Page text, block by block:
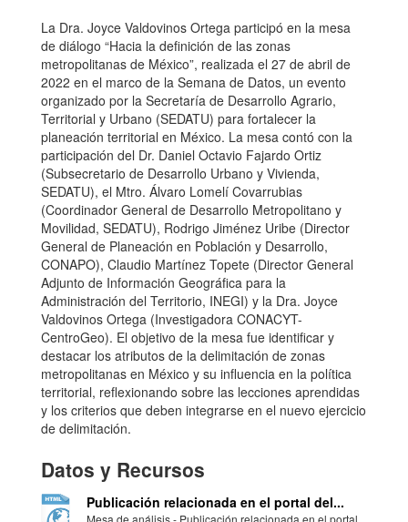
La Dra. Joyce Valdovinos Ortega participó en la mesa
de diálogo “Hacia la definición de las zonas
metropolitanas de México”, realizada el 27 de abril de
2022 en el marco de la Semana de Datos, un evento
organizado por la Secretaría de Desarrollo Agrario,
Territorial y Urbano (SEDATU) para fortalecer la
planeación territorial en México. La mesa contó con la
participación del Dr. Daniel Octavio Fajardo Ortiz
(Subsecretario de Desarrollo Urbano y Vivienda,
SEDATU), el Mtro. Álvaro Lomelí Covarrubias
(Coordinador General de Desarrollo Metropolitano y
Movilidad, SEDATU), Rodrigo Jiménez Uribe (Director
General de Planeación en Población y Desarrollo,
CONAPO), Claudio Martínez Topete (Director General
Adjunto de Información Geográfica para la
Administración del Territorio, INEGI) y la Dra. Joyce
Valdovinos Ortega (Investigadora CONACYT-
CentroGeo). El objetivo de la mesa fue identificar y
destacar los atributos de la delimitación de zonas
metropolitanas en México y su influencia en la política
territorial, reflexionando sobre las lecciones aprendidas
y los criterios que deben integrarse en el nuevo ejercicio
de delimitación.
Datos y Recursos
Publicación relacionada en el portal del...
Mesa de análisis - Publicación relacionada en el portal